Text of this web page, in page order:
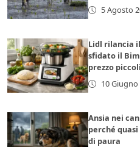
5 Agosto
Lidl rilancia
sfidato il
prezzo
10 Giugno
Ansia nei
perché
di paura